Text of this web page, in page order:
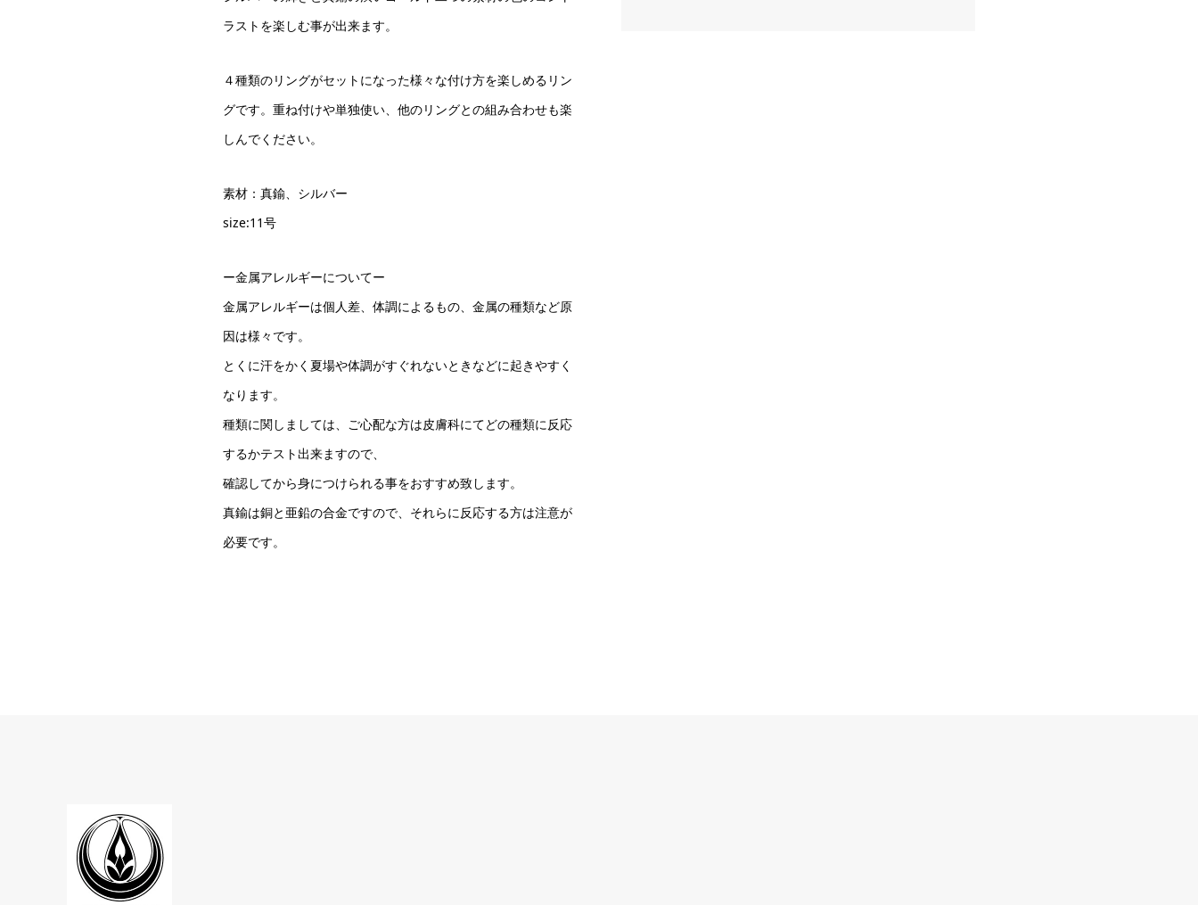
ラストを楽しむ事が出来ます。
４種類のリングがセットになった様々な付け方を楽しめるリン
グです。重ね付けや単独使い、他のリングとの組み合わせも楽
しんでください。
素材：真鍮、シルバー
size:11号
ー金属アレルギーについてー
金属アレルギーは個人差、体調によるもの、金属の種類など原
因は様々です。
とくに汗をかく夏場や体調がすぐれないときなどに起きやすく
なります。
種類に関しましては、ご心配な方は皮膚科にてどの種類に反応
するかテスト出来ますので、
確認してから身につけられる事をおすすめ致します。
真鍮は銅と亜鉛の合金ですので、それらに反応する方は注意が
必要です。